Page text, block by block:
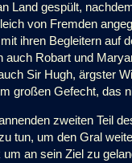
Land gespült,
von Fremden
ihren Begleitern
auch Robart und
Sir Hugh, ärgster
großen Gefecht, das
zweiten Teil
tun, um den Gral
an sein Ziel zu